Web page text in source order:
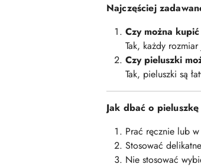
Najczęściej
Czy można
Tak, każdy
Czy pieluszki
Tak, pieluszki są
Jak dbać o
Prać ręcznie lub
Stosować
Nie stosować